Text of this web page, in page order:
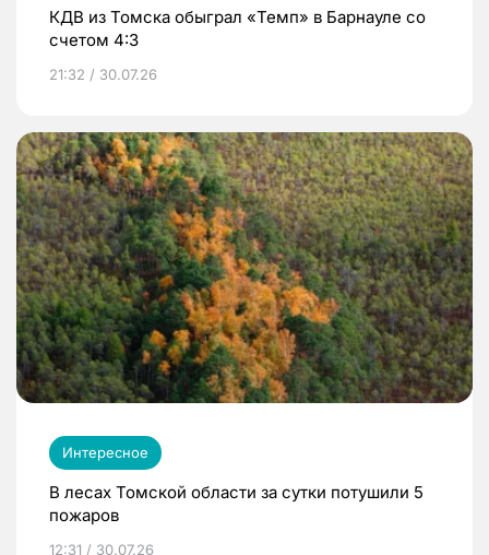
КДВ из Томска обыграл «Темп» в Барнауле со
счетом 4:3
21:32 / 30.07.26
Интересное
В лесах Томской области за сутки потушили 5
пожаров
12:31 / 30.07.26